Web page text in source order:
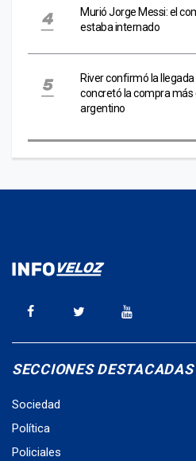
Murió Jorge Messi: el
estaba internado
River confirmó la
concretó la compra más
argentino
SECCIONES DESTACADAS
Sociedad
Política
Policiales